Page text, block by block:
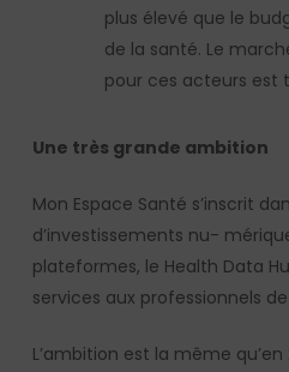
plus élevé que le
de la santé. Le
pour ces acteurs est
Une très grande ambition
Mon Espace Santé s’inscrit
d’investissements nu-
plateformes, le Health Data
services aux professionnels
L’ambition est la même